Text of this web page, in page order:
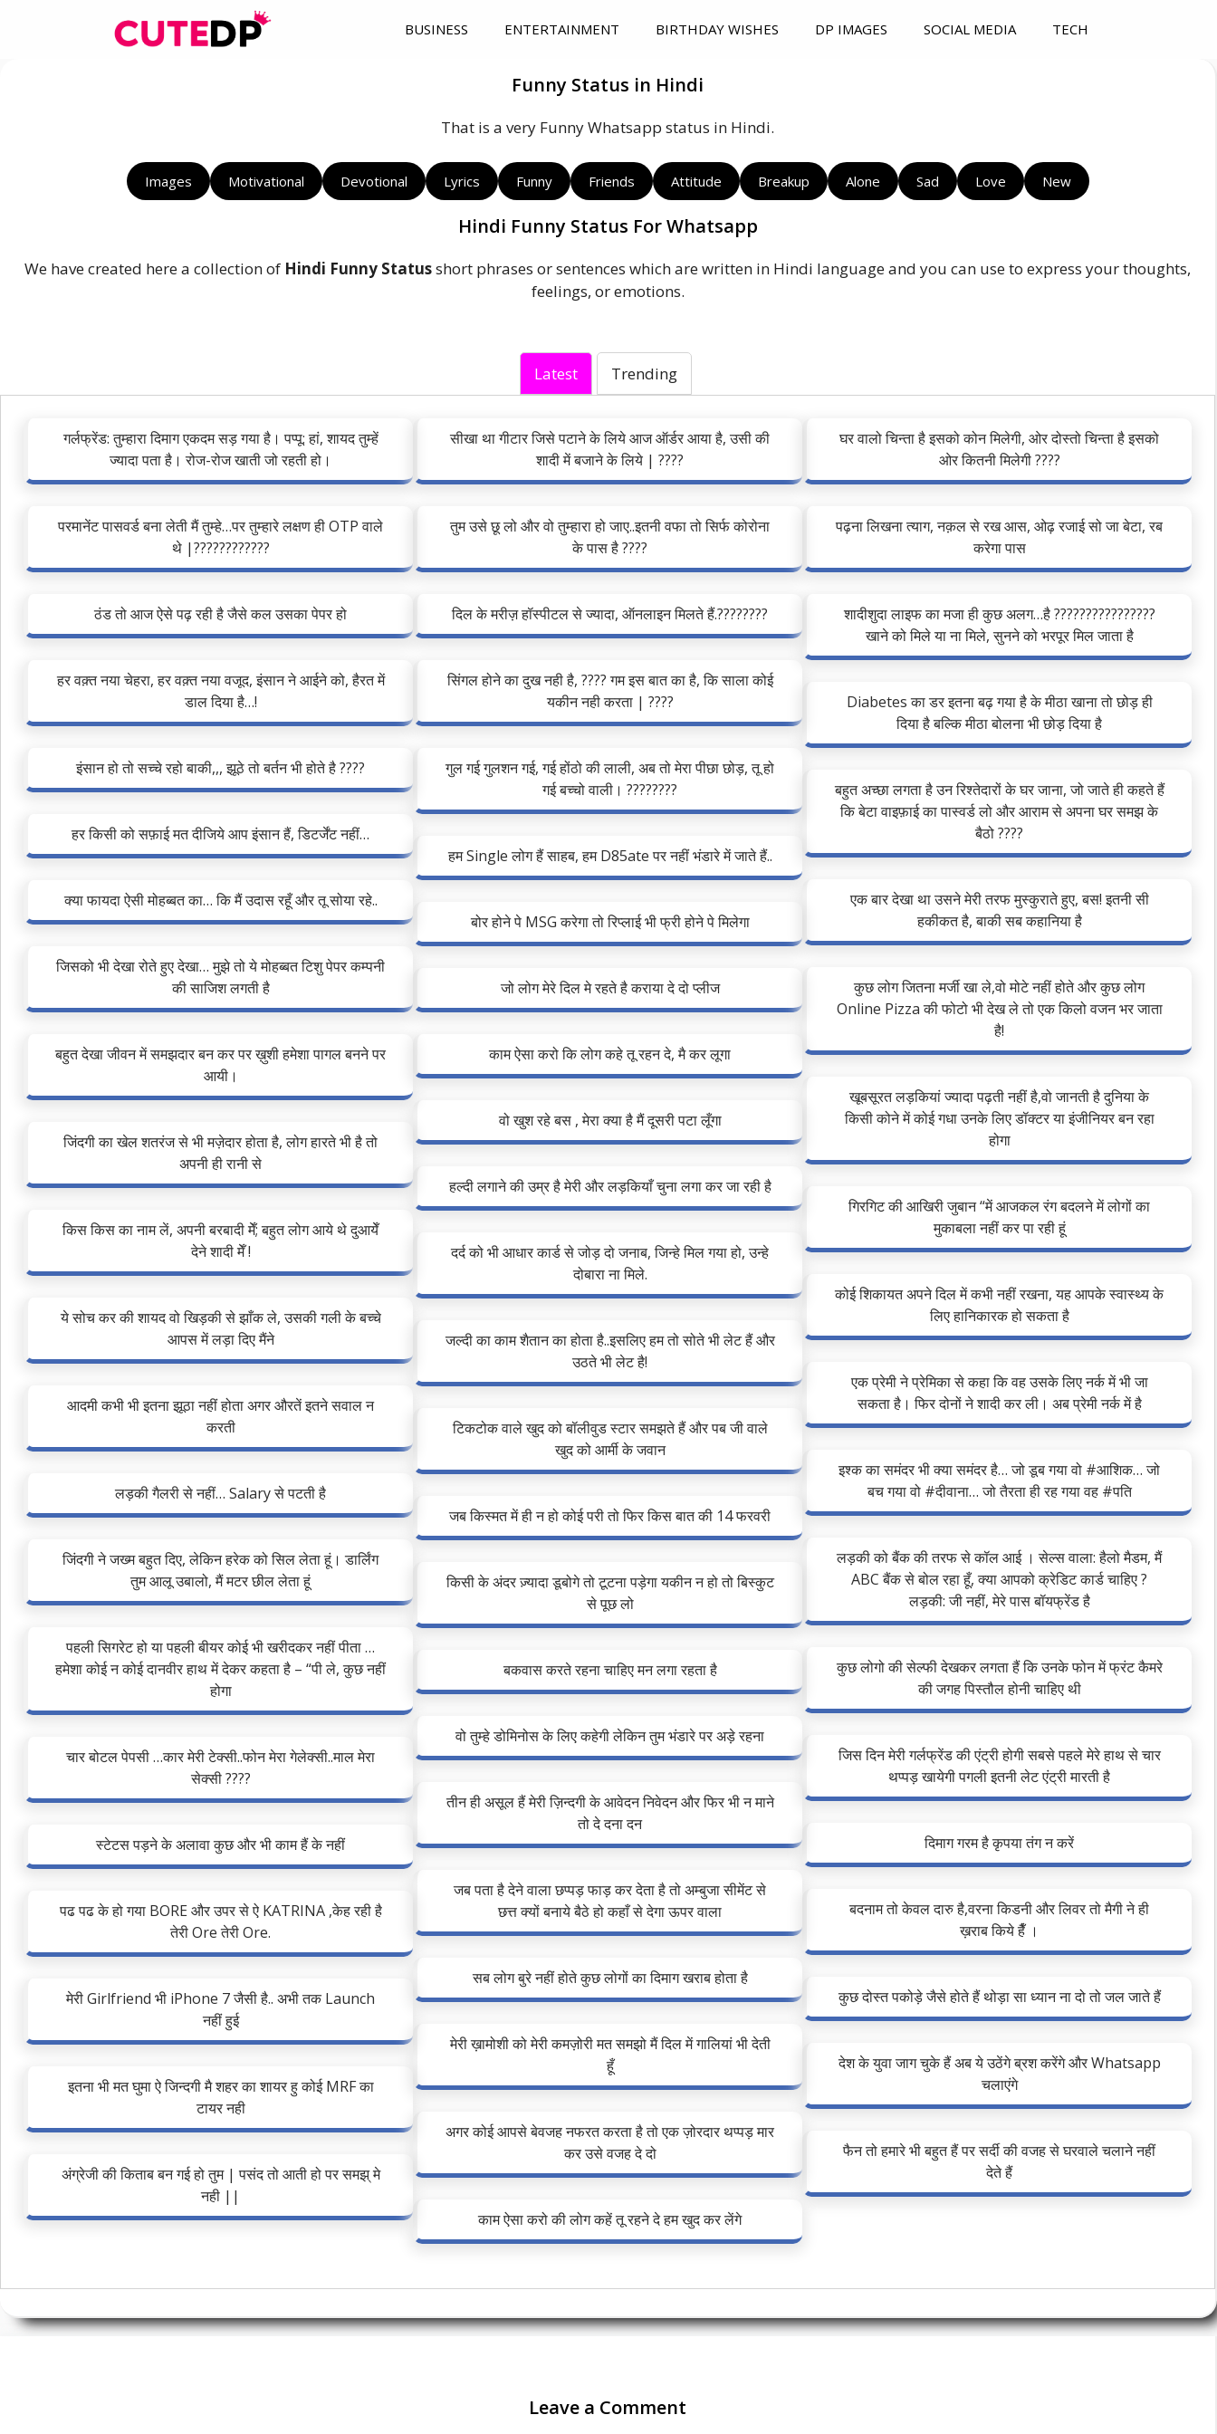
BUSINESS ENTERTAINMENT BIRTHDAY WISHES DP IMAGES SOCIAL MEDIA TECH
Funny Status in Hindi
That is a very Funny Whatsapp status in Hindi.
Images Motivational Devotional Lyrics Funny Friends Attitude Breakup Alone Sad Love New
Hindi Funny Status For Whatsapp
We have created here a collection of Hindi Funny Statusshort phrases or sentences which are written in Hindi language and you can use to express your thoughts,
feelings, or emotions.
Latest Trending
गर्लफ्रेंड: तुम्हारा दिमाग एकदम सड़ गया है। पप्पू: हां, शायद तुम्हें
ज्यादा पता है। रोज-रोज खाती जो रहती हो।
परमानेंट पासवर्ड बना लेती मैं तुम्हे…पर तुम्हारे लक्षण ही OTP वाले
थे |????????????
ठंड तो आज ऐसे पढ़ रही है जैसे कल उसका पेपर हो
हर वक़्त नया चेहरा, हर वक़्त नया वजूद, इंसान ने आईने को, हैरत में
डाल दिया है…!
इंसान हो तो सच्चे रहो बाकी,,, झूठे तो बर्तन भी होते है ????
हर किसी को सफ़ाई मत दीजिये आप इंसान हैं, डिटर्जेंट नहीं…
क्या फायदा ऐसी मोहब्बत का… कि मैं उदास रहूँ और तू सोया रहे..
जिसको भी देखा रोते हुए देखा… मुझे तो ये मोहब्बत टिशु पेपर कम्पनी
की साजिश लगती है
बहुत देखा जीवन में समझदार बन कर पर ख़ुशी हमेशा पागल बनने पर
आयी।
जिंदगी का खेल शतरंज से भी मज़ेदार होता है, लोग हारते भी है तो
अपनी ही रानी से
किस किस का नाम लें, अपनी बरबादी मेँ; बहुत लोग आये थे दुआयेँ
देने शादी मेँ !
ये सोच कर की शायद वो खिड़की से झाँक ले, उसकी गली के बच्चे
आपस में लड़ा दिए मैंने
आदमी कभी भी इतना झूठा नहीं होता अगर औरतें इतने सवाल न
करती
लड़की गैलरी से नहीं… Salary से पटती है
जिंदगी ने जख्म बहुत दिए, लेकिन हरेक को सिल लेता हूं। डार्लिंग
तुम आलू उबालो, मैं मटर छील लेता हूं
पहली सिगरेट हो या पहली बीयर कोई भी खरीदकर नहीं पीता …
हमेशा कोई न कोई दानवीर हाथ में देकर कहता है – “पी ले, कुछ नहीं
होगा
चार बोटल ‪पेपसी‬ …कार मेरी ‪‎टेक्सी‬..फोन मेरा ‪गेलेक्सी‬..माल मेरा
‪सेक्सी‬ ????
स्टेटस पड़ने के अलावा कुछ और भी काम हैं के नहीं
पढ पढ के हो गया BORE और उपर से ऐ KATRINA ,केह रही है
तेरी Ore तेरी Ore.
मेरी Girlfriend भी iPhone 7 जैसी है.. अभी तक Launch
नहीं हुई
इतना भी मत घुमा ऐ जिन्दगी मै शहर का शायर हु कोई MRF का
टायर नही
अंग्रेजी की किताब बन गई हो तुम | पसंद तो आती हो पर समझ् मे
नही ||
सीखा था गीटार जिसे पटाने के लिये आज ऑर्डर आया है, उसी की
शादी में बजाने के लिये | ????
तुम उसे छू लो और वो तुम्हारा हो जाए..इतनी वफा तो सिर्फ कोरोना
के पास है ????
दिल के मरीज़ हॉस्पीटल से ज्यादा, ऑनलाइन मिलते हैं.????????
सिंगल होने का दुख नही है, ???? गम इस बात का है, कि साला कोई
यकीन नही करता | ????
गुल गई गुलशन गई, गई होंठो की लाली, अब तो मेरा पीछा छोड़, तू हो
गई बच्चो वाली। ????????
हम Single लोग हैं साहब, हम D85ate पर नहीं भंडारे में जाते हैं..
बोर होने पे MSG करेगा तो रिप्लाई भी फ्री होने पे मिलेगा
जो लोग मेरे दिल मे रहते है कराया दे दो प्लीज
काम ऐसा करो कि लोग कहे तू रहन दे, मै कर लूगा
वो खुश रहे बस , मेरा क्या है मैं दूसरी पटा लूँगा
हल्दी लगाने की उम्र है मेरी और लड़कियाँ चुना लगा कर जा रही है
दर्द को भी आधार कार्ड से जोड़ दो जनाब, जिन्हे मिल गया हो, उन्हे
दोबारा ना मिले.
जल्दी का काम शैतान का होता है..इसलिए हम तो सोते भी लेट हैं और
उठते भी लेट है!
टिकटोक वाले खुद को बॉलीवुड स्टार समझते हैं और पब जी वाले
खुद को आर्मी के जवान
जब किस्मत में ही न हो कोई परी तो फिर किस बात की 14 फरवरी
किसी के अंदर ज़्यादा डूबोगे तो टूटना पड़ेगा यकीन न हो तो बिस्कुट
से पूछ लो
बकवास करते रहना चाहिए मन लगा रहता है
वो तुम्हे डोमिनोस के लिए कहेगी लेकिन तुम भंडारे पर अड़े रहना
तीन ही असूल हैं मेरी ज़िन्दगी के आवेदन निवेदन और फिर भी न माने
तो दे दना दन
जब पता है देने वाला छप्पड़ फाड़ कर देता है तो अम्बुजा सीमेंट से
छत्त क्यों बनाये बैठे हो कहाँ से देगा ऊपर वाला
सब लोग बुरे नहीं होते कुछ लोगों का दिमाग खराब होता है
मेरी ख़ामोशी को मेरी कमज़ोरी मत समझो मैं दिल में गालियां भी देती
हूँ
अगर कोई आपसे बेवजह नफरत करता है तो एक ज़ोरदार थप्पड़ मार
कर उसे वजह दे दो
काम ऐसा करो की लोग कहें तू रहने दे हम खुद कर लेंगे
घर वालो चिन्ता है इसको कोन मिलेगी, ओर दोस्तो चिन्ता है इसको
ओर कितनी मिलेगी ????
पढ़ना लिखना त्याग, नक़ल से रख आस, ओढ़ रजाई सो जा बेटा, रब
करेगा पास
शादीशुदा लाइफ का मजा ही कुछ अलग…है ????????????????
खाने को मिले या ना मिले, सुनने को भरपूर मिल जाता है
Diabetes का डर इतना बढ़ गया है के मीठा खाना तो छोड़ ही
दिया है बल्कि मीठा बोलना भी छोड़ दिया है
बहुत अच्छा लगता है उन रिश्तेदारों के घर जाना, जो जाते ही कहते हैं
कि बेटा वाइफ़ाई का पास्वर्ड लो और आराम से अपना घर समझ के
बैठो ????
एक बार देखा था उसने मेरी तरफ मुस्कुराते हुए, बस! इतनी सी
हकीकत है, बाकी सब कहानिया है
कुछ लोग जितना मर्जी खा ले,वो मोटे नहीं होते और कुछ लोग
Online Pizza की फोटो भी देख ले तो एक किलो वजन भर जाता
है!
खूबसूरत लड़कियां ज्यादा पढ़ती नहीं है,वो जानती है दुनिया के
किसी कोने में कोई गधा उनके लिए डॉक्टर या इंजीनियर बन रहा
होगा
गिरगिट की आखिरी जुबान “में आजकल रंग बदलने में लोगों का
मुकाबला नहीं कर पा रही हूं
कोई शिकायत अपने दिल में कभी नहीं रखना, यह आपके स्वास्थ्य के
लिए हानिकारक हो सकता है
एक प्रेमी ने प्रेमिका से कहा कि वह उसके लिए नर्क में भी जा
सकता है। फिर दोनों ने शादी कर ली। अब प्रेमी नर्क में है
इश्क का समंदर भी क्या समंदर है… जो डूब गया वो #आशिक… जो
बच गया वो #दीवाना… जो तैरता ही रह गया वह #पति
लड़की को बैंक की तरफ से कॉल आई । सेल्स वाला: हैलो मैडम, मैं
ABC बैंक से बोल रहा हूँ, क्या आपको क्रेडिट कार्ड चाहिए ?
लड़की: जी नहीं, मेरे पास बॉयफ्रेंड है
कुछ लोगो की सेल्फी देखकर लगता हैं कि उनके फोन में फ्रंट कैमरे
की जगह पिस्तौल होनी चाहिए थी
जिस दिन मेरी गर्लफ्रेंड की एंट्री होगी सबसे पहले मेरे हाथ से चार
थप्पड़ खायेगी पगली इतनी लेट एंट्री मारती है
दिमाग गरम है कृपया तंग न करें
बदनाम तो केवल दारु है,वरना किडनी और लिवर तो मैगी ने ही
ख़राब किये हैँ ।
कुछ दोस्त पकोड़े जैसे होते हैं थोड़ा सा ध्यान ना दो तो जल जाते हैं
देश के युवा जाग चुके हैं अब ये उठेंगे ब्रश करेंगे और Whatsapp
चलाएंगे
फैन तो हमारे भी बहुत हैं पर सर्दी की वजह से घरवाले चलाने नहीं
देते हैं
Leave a Comment